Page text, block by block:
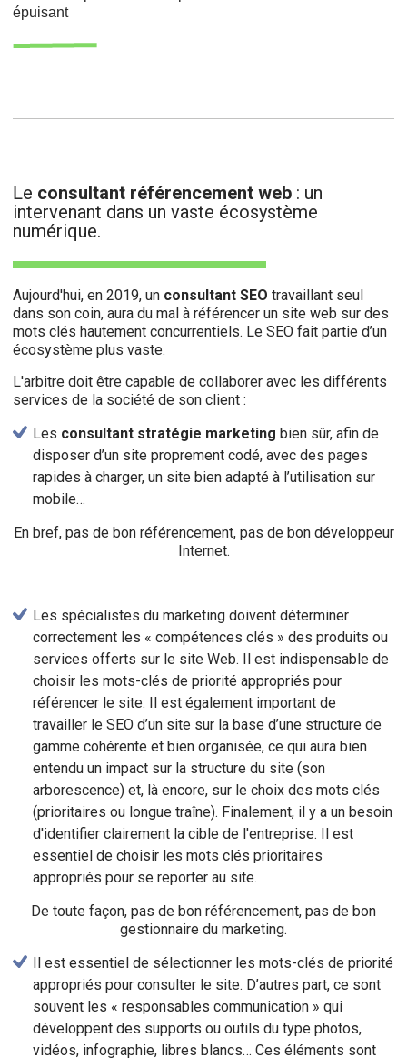
épuisant
Le consultant référencement web : un
intervenant dans un vaste écosystème
numérique.
Aujourd'hui, en 2019, un consultant SEOtravaillant seul
dans son coin, aura du mal à référencer un site web sur des
mots clés hautement concurrentiels. Le SEO fait partie d’un
écosystème plus vaste.
L'arbitre doit être capable de collaborer avec les différents
services de la société de son client :
Les consultant stratégie marketing bien sûr, afin de
disposer d’un site proprement codé, avec des pages
rapides à charger, un site bien adapté à l’utilisation sur
mobile…
En bref, pas de bon référencement, pas de bon développeur
Internet.
Les spécialistes du marketing doivent déterminer
correctement les « compétences clés » des produits ou
services offerts sur le site Web. Il est indispensable de
choisir les mots-clés de priorité appropriés pour
référencer le site. Il est également important de
travailler le SEO d’un site sur la base d’une structure de
gamme cohérente et bien organisée, ce qui aura bien
entendu un impact sur la structure du site (son
arborescence) et, là encore, sur le choix des mots clés
(prioritaires ou longue traîne). Finalement, il y a un besoin
d'identifier clairement la cible de l'entreprise. Il est
essentiel de choisir les mots clés prioritaires
appropriés pour se reporter au site.
De toute façon, pas de bon référencement, pas de bon
gestionnaire du marketing.
Il est essentiel de sélectionner les mots-clés de priorité
appropriés pour consulter le site. D’autres part, ce sont
souvent les « responsables communication » qui
développent des supports ou outils du type photos,
vidéos, infographie, libres blancs… Ces éléments sont